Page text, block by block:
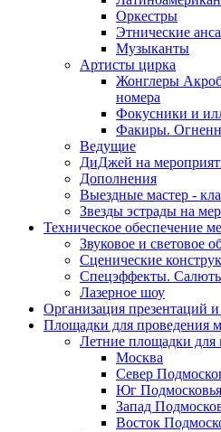
Оркестры
Этнические
Музыканты
Артисты цирка
Жонглеры
номера
Фокусники и
Факиры.
Ведущие
ДиДжей на
Дополнения
Выездные мастер -
Звезды эстрады на
Техническое обеспечение
Звуковое и световое
Сценические
Спецэффекты.
Лазерное шоу
Организация презентаций
Площадки для проведения
Летние площадки для
Москва
Север
Юг Подмосковья
Запад
Восток